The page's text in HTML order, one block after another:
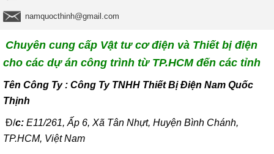
namquocthinh@gmail.com
Chuyên cung cấp Vật tư cơ điện và Thiết bị điện
cho các dự án công trình từ TP.HCM đến các tỉnh
Tên Công Ty : Công Ty TNHH Thiết Bị Điện Nam Quốc
Thịnh
Đ/c: E11/261, Ấp 6, Xã Tân Nhựt, Huyện Bình Chánh,
TP.HCM, Việt Nam